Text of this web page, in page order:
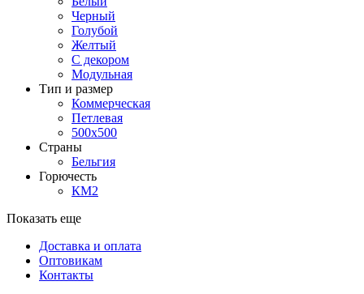
Черный
Голубой
Желтый
С декором
Модульная
Тип и размер
Коммерческая
Петлевая
500х500
Страны
Бельгия
Горючесть
КМ2
Показать еще
Доставка и оплата
Оптовикам
Контакты